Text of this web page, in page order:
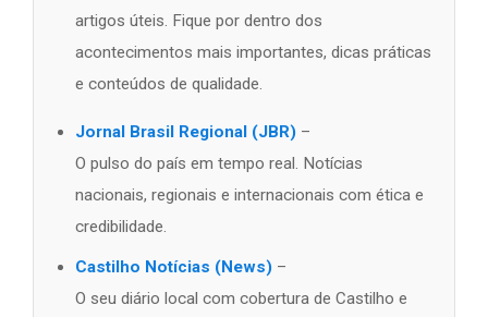
artigos úteis. Fique por dentro dos
acontecimentos mais importantes, dicas práticas
e conteúdos de qualidade.
Jornal Brasil Regional (JBR) –
O pulso do país em tempo real. Notícias
nacionais, regionais e internacionais com ética e
credibilidade.
Castilho Notícias (News) –
O seu diário local com cobertura de Castilho e